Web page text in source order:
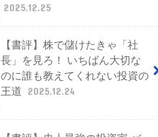
2025.12.25
【書評】株で儲けたきゃ「社
長」を見ろ！ いちばん大切な
のに誰も教えてくれない投資の
王道
2025.12.24